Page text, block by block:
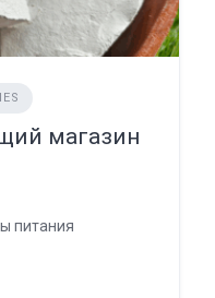
магазин
питания